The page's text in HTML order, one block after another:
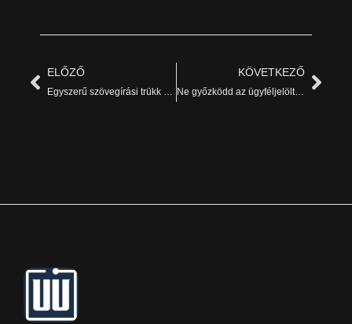
ELŐZŐ
Egyszerű szövegírási trükk és hatékonyabb leszel
KÖVETKEZŐ
Ne győzködd az ügyféljelöltedet!